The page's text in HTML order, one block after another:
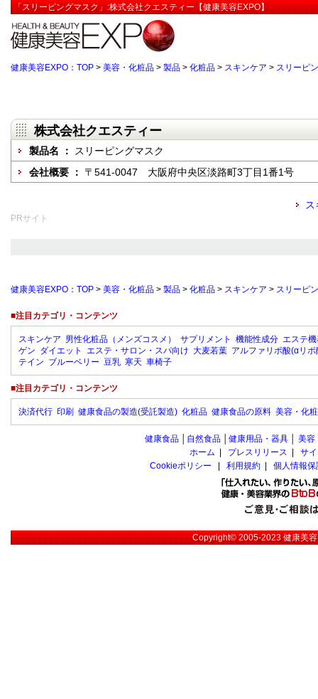
「スリーピングマスク」:株式会社クエスティー【健康美容EXPO】
健康美容EXPO：TOP > 美容・化粧品 > 製品 > 化粧品 > スキンケア > スリーピ
株式会社クエスティー
製品名 ：
スリーピングマスク
会社概要 ： 〒541-0047 大阪府中央区淡路町3丁目1番1号
PRサイト
健康美容EXPO：TOP > 美容・化粧品 > 製品 > 化粧品 > スキンケア > スリーピ
■注目カテゴリ・コンテンツ
スキンケア 男性化粧品（メンズコスメ） サプリメント 機能性成分 エステ
ゲン ダイエット エステ・サロン・スパ向け 大麦若葉 アルファリポ酸(αリポ
テイン ブルーベリー 豆乳 寒天 車椅子
■注目カテゴリ・コンテンツ
決済代行 印刷 健康食品の製造(受託製造) 化粧品 健康食品の原料 美容・化
健康食品 自然食品 健康用品・器具 美容
ホーム
プレスリリース
サ
Cookieポリシー
利用規約 個人情報
Copyright© 2005-2023健康美